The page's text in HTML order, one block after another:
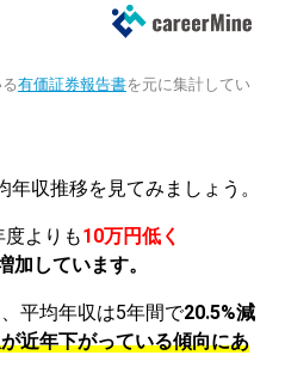
有価証券報告書を元に集計してい
収推移を見てみましょう。
よりも10万円低く
加しています。
平均年収は5年間で20.5%減
近年下がっている傾向にあ